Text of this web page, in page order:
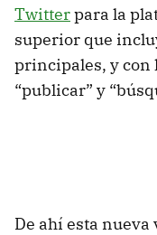
Twitterpara la
superior que
principales, y con
“publicar” y
De ahí esta